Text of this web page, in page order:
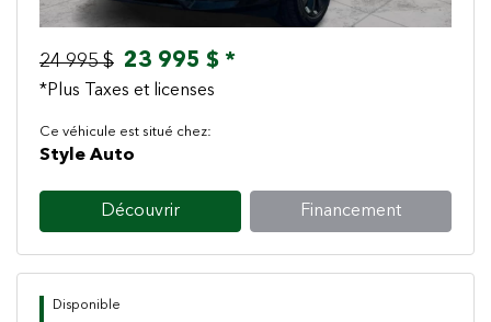
24 995 $ 23 995 $ *
*Plus Taxes et licenses
Ce véhicule est situé chez:
Style Auto
Découvrir Financement
Disponible